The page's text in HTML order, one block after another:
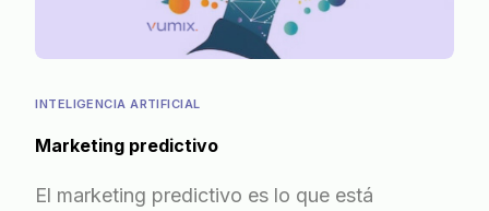
INTELIGENCIA ARTIFICIAL
Marketing predictivo
El marketing predictivo es lo que está